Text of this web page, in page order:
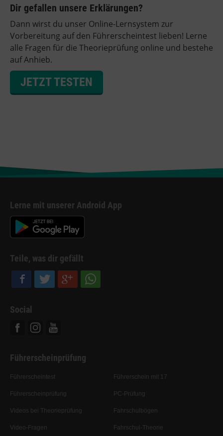
Dir gefallen unsere Erklärungen?
Dann wirst du unser Online-Lernsystem zur
Vorbereitung auf den Führerscheintest lieben! Lerne
alle Fragen für die Theorieprüfung online und bestehe
auf Anhieb.
JETZT TESTEN
Lerne mit unserer Android App
Teile, was dir gefällt
Social
Führerscheinprüfung
Führerscheintest
Führerscheinprüfung
Videos bei Theorieprüfung
Video-Fragen
Führerschein mit 17
PC-Prüfung
Fahrschulbögen
Fahrschul-Theorie